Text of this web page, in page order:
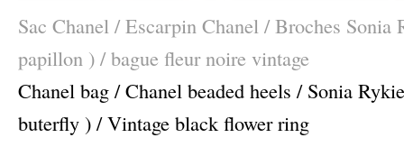
Sac Chanel / Escarpin Chanel / Broches Sonia
papillon ) / bague fleur noire vintage
Chanel bag / Chanel beaded heels / Sonia
buterfly ) / Vintage black flower ring